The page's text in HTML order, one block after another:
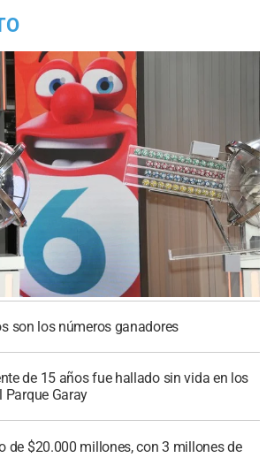
son los números ganadores
de 15 años fue hallado sin vida en los
Parque Garay
de $20.000 millones, con 3 millones de